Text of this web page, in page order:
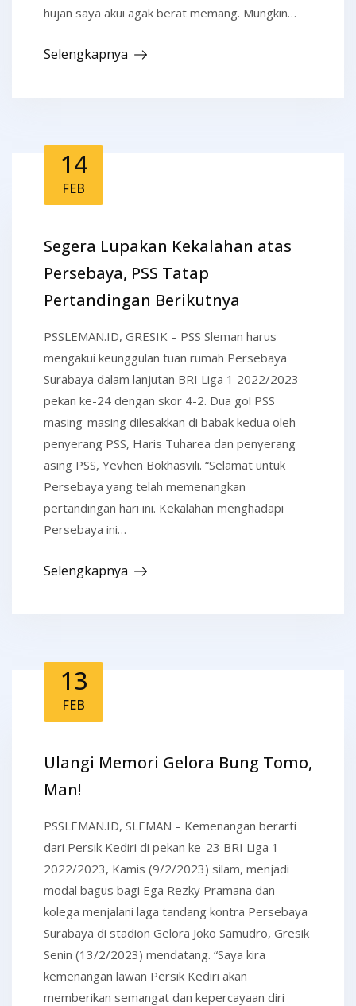
hujan saya akui agak berat memang. Mungkin…
Selengkapnya
14
FEB
Segera Lupakan Kekalahan atas
Persebaya, PSS Tatap
Pertandingan Berikutnya
PSSLEMAN.ID, GRESIK – PSS Sleman harus
mengakui keunggulan tuan rumah Persebaya
Surabaya dalam lanjutan BRI Liga 1 2022/2023
pekan ke-24 dengan skor 4-2. Dua gol PSS
masing-masing dilesakkan di babak kedua oleh
penyerang PSS, Haris Tuharea dan penyerang
asing PSS, Yevhen Bokhasvili. “Selamat untuk
Persebaya yang telah memenangkan
pertandingan hari ini. Kekalahan menghadapi
Persebaya ini…
Selengkapnya
13
FEB
Ulangi Memori Gelora Bung Tomo,
Man!
PSSLEMAN.ID, SLEMAN – Kemenangan berarti
dari Persik Kediri di pekan ke-23 BRI Liga 1
2022/2023, Kamis (9/2/2023) silam, menjadi
modal bagus bagi Ega Rezky Pramana dan
kolega menjalani laga tandang kontra Persebaya
Surabaya di stadion Gelora Joko Samudro, Gresik
Senin (13/2/2023) mendatang. “Saya kira
kemenangan lawan Persik Kediri akan
memberikan semangat dan kepercayaan diri